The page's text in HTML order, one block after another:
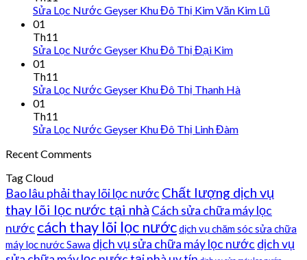
Sửa Lọc Nước Geyser Khu Đô Thị Kim Văn Kim Lũ
01
Th11
Sửa Lọc Nước Geyser Khu Đô Thị Đại Kim
01
Th11
Sửa Lọc Nước Geyser Khu Đô Thị Thanh Hà
01
Th11
Sửa Lọc Nước Geyser Khu Đô Thị Linh Đàm
Recent Comments
Tag Cloud
Bao lâu phải thay lõi lọc nước Chất lượng dịch vụ
thay lõi lọc nước tại nhà Cách sửa chữa máy lọc
nước cách thay lõi lọc nướcdịch vụ chăm sóc sửa chữa
máy lọc nước Sawa dịch vụ sửa chữa máy lọc nước dịch vụ